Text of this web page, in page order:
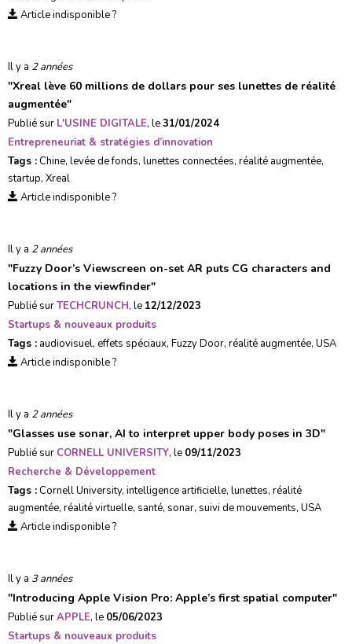
Article indisponible ?
Il y a 2 années
"Xreal lève 60 millions de dollars pour ses lunettes de réalité
augmentée"
Publié sur L'USINE DIGITALE, le31/01/2024
Entrepreneuriat & stratégies d’innovation
Tags :Chine, levée de fonds, lunettes connectées, réalité augmentée,
startup, Xreal
Article indisponible ?
Il y a 2 années
"Fuzzy Door’s Viewscreen on-set AR puts CG characters and
locations in the viewfinder"
Publié surTECHCRUNCH, le 12/12/2023
Startups & nouveaux produits
Tags : audiovisuel, effets spéciaux, Fuzzy Door, réalité augmentée, USA
Article indisponible ?
Il y a 2 années
"Glasses use sonar, AI to interpret upper body poses in 3D"
Publié sur CORNELL UNIVERSITY, le 09/11/2023
Recherche & Développement
Tags :Cornell University, intelligence artificielle, lunettes, réalité
augmentée, réalité virtuelle, santé, sonar, suivi de mouvements, USA
Article indisponible ?
Il y a 3 années
"Introducing Apple Vision Pro: Apple’s first spatial computer"
Publié surAPPLE, le 05/06/2023
Startups & nouveaux produits